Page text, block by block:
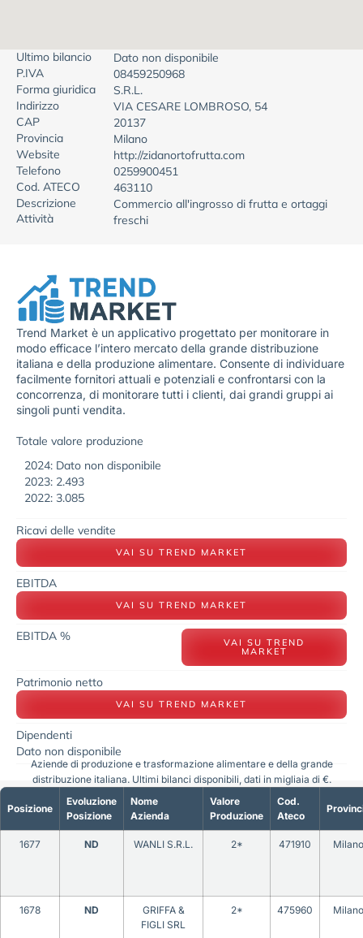
Ultimo bilancio
Dato non disponibile
P.IVA
08459250968
Forma giuridica
S.R.L.
Indirizzo
VIA CESARE LOMBROSO, 54
CAP
20137
Provincia
Milano
Website
http://zidanortofrutta.com
Telefono
0259900451
Cod. ATECO
463110
Descrizione
Attività
Commercio all'ingrosso di frutta e ortaggi
freschi
Trend Market è un applicativo progettato per monitorare in
modo efficace l’intero mercato della grande distribuzione
italiana e della produzione alimentare. Consente di individuare
facilmente fornitori attuali e potenziali e confrontarsi con la
concorrenza, di monitorare tutti i clienti, dai grandi gruppi ai
singoli punti vendita.
Totale valore produzione
2024: Dato non disponibile
2023: 2.493
2022: 3.085
Ricavi delle vendite
VAI SU TREND MARKET
EBITDA
VAI SU TREND MARKET
EBITDA % VAI SU TREND
MARKET
Patrimonio netto
VAI SU TREND MARKET
Dipendenti
Dato non disponibile
Posizione
Evoluzione
Posizione
Nome
Azienda
Valore
Produzione
Cod.
Ateco
1677 ND WANLI S.R.L. 2* 471910 Milano
1678 ND
GRIFFA &
FIGLI SRL
2* 475960 Milano
Aziende di produzione e trasformazione alimentare e della grande
distribuzione italiana. Ultimi bilanci disponibili, dati in migliaia di €.